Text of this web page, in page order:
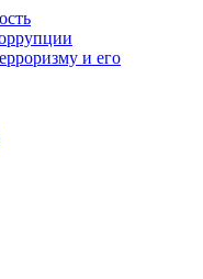
и его